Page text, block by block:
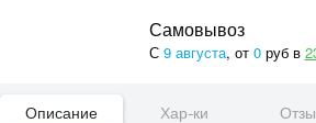
Самовывоз
С 9 августа, от 0руб в
Описание Хар-ки